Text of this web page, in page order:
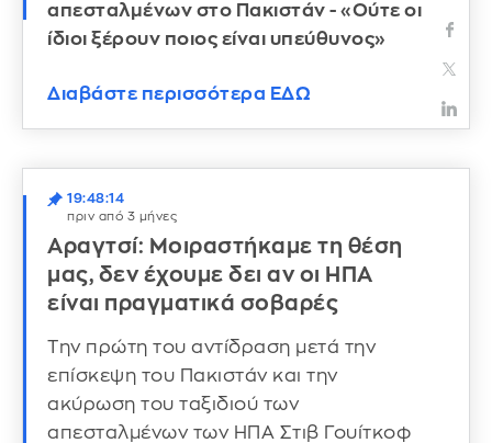
απεσταλμένων στο Πακιστάν - «Ούτε οι
ίδιοι ξέρουν ποιος είναι υπεύθυνος»
Διαβάστε περισσότερα ΕΔΩ
19:48:14
πριν από 3 μήνες
Αραγτσί: Μοιραστήκαμε τη θέση
μας, δεν έχουμε δει αν οι ΗΠΑ
είναι πραγματικά σοβαρές
Την πρώτη του αντίδραση μετά την
επίσκεψη του Πακιστάν και την
ακύρωση του ταξιδιού των
απεσταλμένων των ΗΠΑ Στιβ Γουίτκοφ